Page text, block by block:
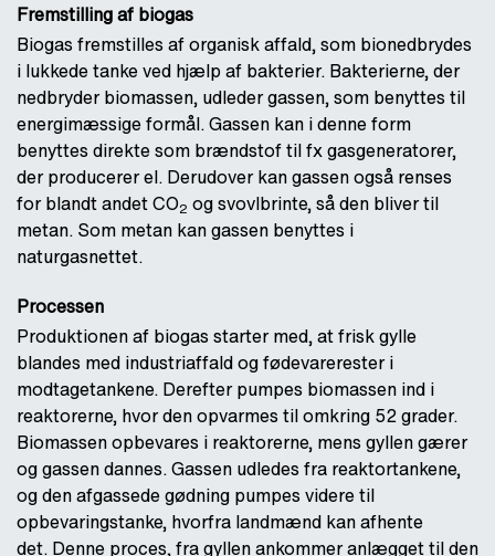
Fremstilling af biogas
Biogas fremstilles af organisk affald, som bionedbrydes
i lukkede tanke ved hjælp af bakterier. Bakterierne, der
nedbryder biomassen, udleder gassen, som benyttes til
energimæssige formål. Gassen kan i denne form
benyttes direkte som brændstof til fx gasgeneratorer,
der producerer el. Derudover kan gassen også renses
for blandt andet CO2 og svovlbrinte, så den bliver til
metan. Som metan kan gassen benyttes i
naturgasnettet.
Processen
Produktionen af biogas starter med, at frisk gylle
blandes med industriaffald og fødevarerester i
modtagetankene. Derefter pumpes biomassen ind i
reaktorerne, hvor den opvarmes til omkring 52 grader.
Biomassen opbevares i reaktorerne, mens gyllen gærer
og gassen dannes. Gassen udledes fra reaktortankene,
og den afgassede gødning pumpes videre til
opbevaringstanke, hvorfra landmænd kan afhente
det. Denne proces, fra gyllen ankommer anlægget til den